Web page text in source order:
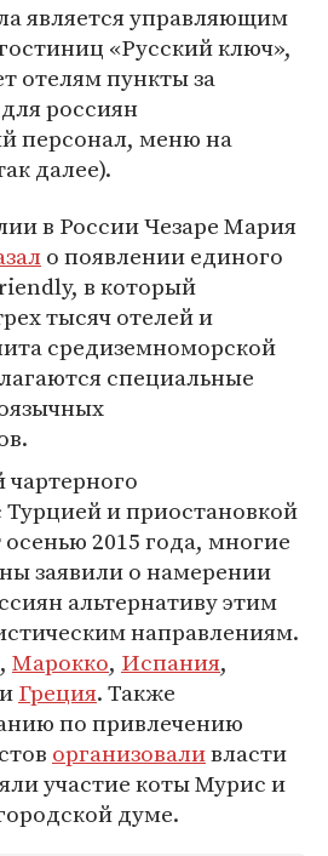
является управляющим
«Русский ключ»,
отелям пункты за
россиян
персонал, меню на
далее).
в России Чезаре Мария
о появлении единого
в который
тысяч отелей и
средиземноморской
специальные
чартерного
и приостановкой
2015 года, многие
заявили о намерении
альтернативу этим
направлениям.
, Марокко, Испания,
иГреция. Также
по привлечению
организоваливласти
участие коты Мурис и
думе.